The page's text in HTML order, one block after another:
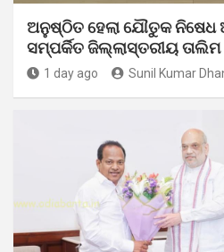
ଅନୁଷ୍ଠିତ ହେଲା ଯୌତୁକ ନିଷେଧ
ସମ୍ପର୍କିତ ଜିଲ୍ଲାସ୍ତରୀୟ
1 day ago Sunil Kumar